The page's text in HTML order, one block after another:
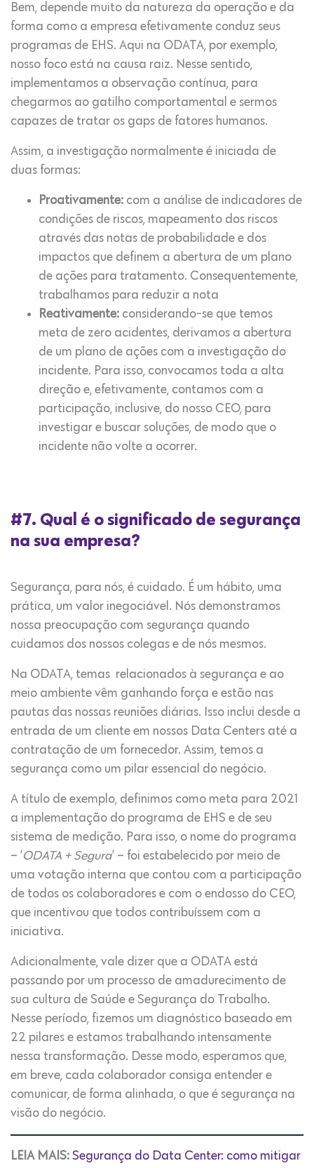
Bem, depende muito da natureza da operação e da
forma como a empresa efetivamente conduz seus
programas de EHS. Aqui na ODATA, por exemplo,
nosso foco está na causa raiz. Nesse sentido,
implementamos a observação contínua, para
chegarmos ao gatilho comportamental e sermos
capazes de tratar os gaps de fatores humanos.
Assim, a investigação normalmente é iniciada de
duas formas:
Proativamente: com a análise de indicadores de
condições de riscos, mapeamento dos riscos
através das notas de probabilidade e dos
impactos que definem a abertura de um plano
de ações para tratamento. Consequentemente,
trabalhamos para reduzir a nota
Reativamente: considerando-se que temos
meta de zero acidentes, derivamos a abertura
de um plano de ações com a investigação do
incidente. Para isso, convocamos toda a alta
direção e, efetivamente, contamos com a
participação, inclusive, do nosso CEO, para
investigar e buscar soluções, de modo que o
incidente não volte a ocorrer.
#7. Qual é o significado de segurança
na sua empresa?
Segurança, para nós, é cuidado. É um hábito, uma
prática, um valor inegociável. Nós demonstramos
nossa preocupação com segurança quando
cuidamos dos nossos colegas e de nós mesmos.
Na ODATA, temas relacionados à segurança e ao
meio ambiente vêm ganhando força e estão nas
pautas das nossas reuniões diárias. Isso inclui desde a
entrada de um cliente em nossos Data Centers até a
contratação de um fornecedor. Assim, temos a
segurança como um pilar essencial do negócio.
A título de exemplo, definimos como meta para 2021
a implementação do programa de EHS e de seu
sistema de medição. Para isso, o nome do programa
– ‘ODATA + Segura’ – foi estabelecido por meio de
uma votação interna que contou com a participação
de todos os colaboradores e com o endosso do CEO,
que incentivou que todos contribuíssem com a
iniciativa.
Adicionalmente, vale dizer que a ODATA está
passando por um processo de amadurecimento de
sua cultura de Saúde e Segurança do Trabalho.
Nesse período, fizemos um diagnóstico baseado em
22 pilares e estamos trabalhando intensamente
nessa transformação. Desse modo, esperamos que,
em breve, cada colaborador consiga entender e
comunicar, de forma alinhada, o que é segurança na
visão do negócio.
LEIA MAIS: Segurança do Data Center: como mitigar